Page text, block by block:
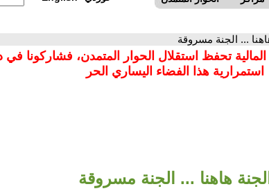
... الجنة مسروقة
المالية تحفظ استقلال الحوار المتمدن، فشاركونا
استمرارية هذا الفضاء اليساري الحر
الجنة هاهنا ... الجنة مسروقة